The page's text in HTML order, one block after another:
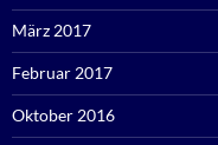
März 2017
Februar 2017
Oktober 2016